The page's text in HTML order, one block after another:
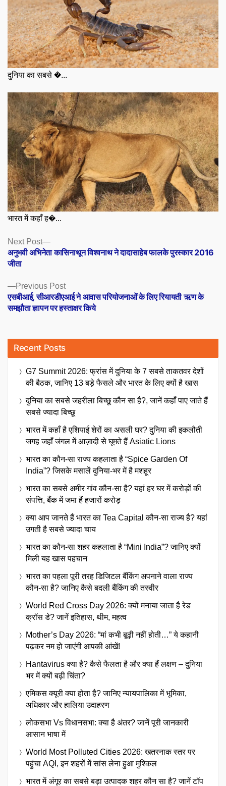
दुनिया का सबसे �...
भारत में कहाँ ह�...
Posts
navigation
Previous PostPrevious
post:
एसबीआई, सीआरडीएआई ने आवास परियोजनाओं के लिए रियायती ऋण के
समझौता ज्ञापन पर हस्ताक्षर किये
Next Post
Next
post:
अनुभवी अभिनेता कासिनाथून विश्वनाथ ने दादासाहेब फालके पुरस्कार 2016
जीता
Recent Posts
G7 Summit 2026: फ्रांस में दुनिया के 7 सबसे ताकतवर देशों
की बैठक, जानिए 13 बड़े फैसले और भारत के लिए क्यों है खास
दुनिया का सबसे जहरीला बिच्छू कौन सा है?, जानें कहाँ पाए जाते हैं
सबसे ज्यादा बिच्छू
भारत में कहाँ है एशियाई शेरों का असली घर? दुनिया की इकलौती
जगह जहाँ जंगल में आज़ादी से घूमते हैं Asiatic Lions
भारत का कौन-सा राज्य कहलाता है “Spice Garden Of
India”? जिसके मसालें दुनिया-भर में है मशहूर
भारत का सबसे अमीर गांव कौन-सा है? यहां हर घर में करोड़ों की
संपत्ति, बैंक में जमा हैं हजारों करोड़
क्या आप जानते हैं भारत का Tea Capital कौन-सा राज्य है? यहां
उगती है सबसे ज्यादा चाय
भारत का कौन-सा शहर कहलाता है “Mini India”? जानिए क्यों
मिली यह खास पहचान
भारत का पहला पूरी तरह डिजिटल बैंकिंग अपनाने वाला राज्य
कौन-सा है? जानिए कैसे बदली बैंकिंग की तस्वीर
World Red Cross Day 2026: क्यों मनाया जाता है रेड
क्रॉस डे? जानें इतिहास, थीम, महत्व
Mother’s Day 2026: “मां कभी बूढ़ी नहीं होती…” ये कहानी
पढ़कर नम हो जाएंगी आपकी आंखें!
Hantavirus क्या है? कैसे फैलता है और क्या हैं लक्षण – दुनिया
भर में क्यों बढ़ी चिंता?
एमिकस क्यूरी क्या होता है? जानिए न्यायपालिका में भूमिका,
अधिकार और हालिया उदाहरण
लोकसभा Vs विधानसभा: क्या है अंतर? जानें पूरी जानकारी
आसान भाषा में
World Most Polluted Cities 2026: खतरनाक स्तर पर
पहुंचा AQI, इन शहरों में सांस लेना हुआ मुश्किल
भारत में अंगूर का सबसे बड़ा उत्पादक शहर कौन सा है? जानें टॉप